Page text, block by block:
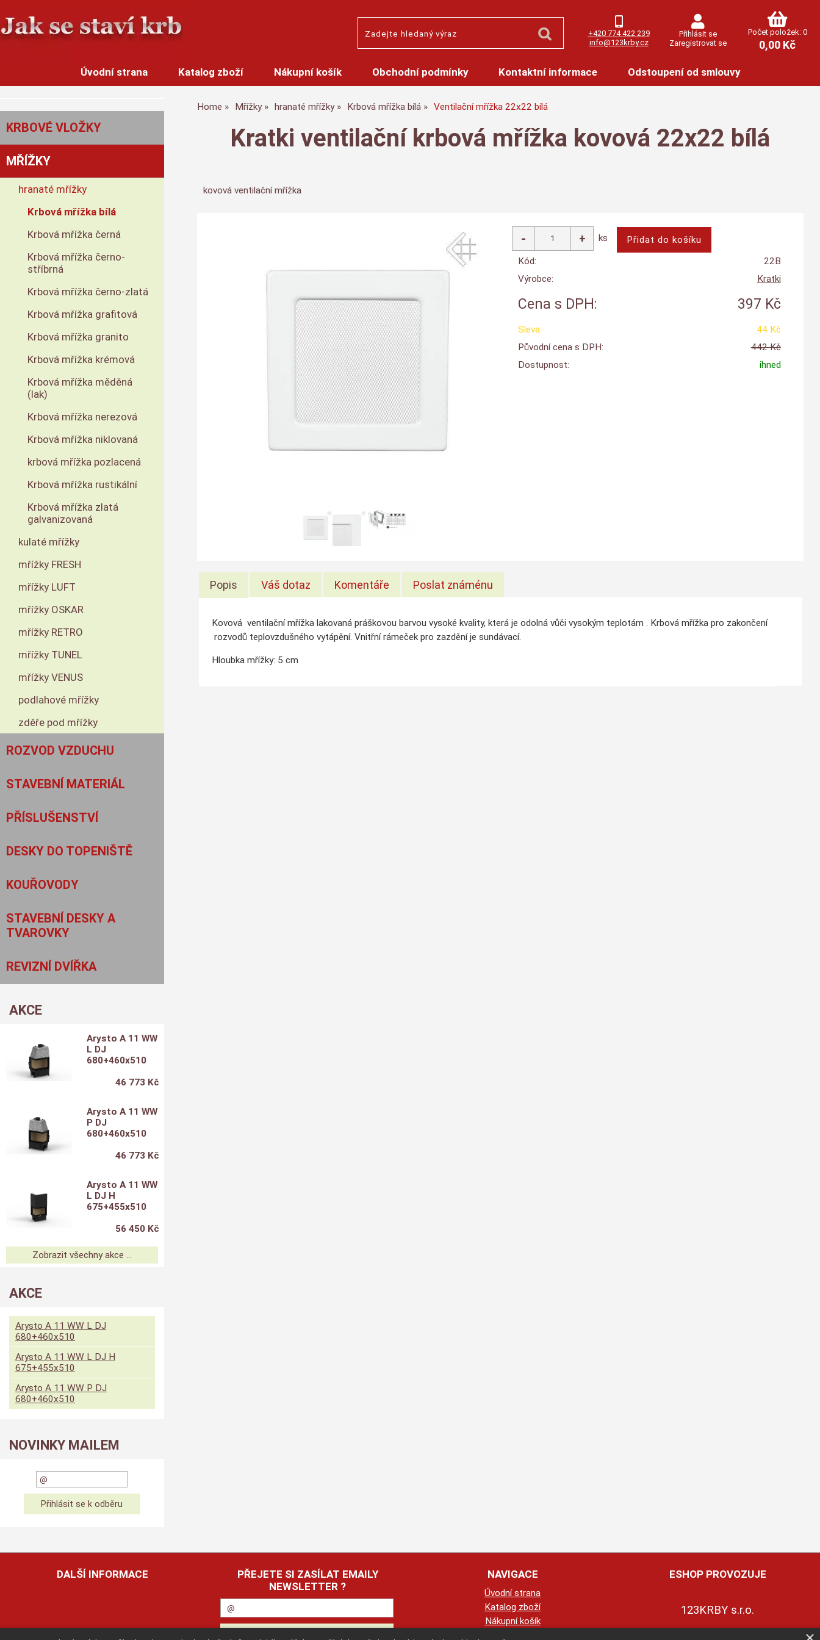
+420 774 422 239
info@123krby.cz
Přihlásit se
Zaregistrovat se
Počet položek: 0
0,00 Kč
Úvodní strana Katalog zboží Nákupní košík Obchodní podmínky Kontaktní informace Odstoupení od smlouvy
Home Mřížky hranaté mřížky Krbová mřížka bílá Ventilační mřížka 22x22 bílá
Kratki ventilační krbová mřížka kovová 22x22 bílá
kovová ventilační mřížka
ks
Kód:
22B
Výrobce:
Kratki
Cena s DPH: 397 Kč
Sleva:
44 Kč
Původní cena s DPH:
442 Kč
Dostupnost:
ihned
Popis Váš dotaz Komentáře Poslat známénu
Kovová ventilační mřížka lakovaná práškovou barvou vysoké kvality, která je odolná vůči vysokým teplotám . Krbová mřížka pro zakončení
rozvodů teplovzdušného vytápění. Vnitřní rámeček pro zazdění je sundávací.
Hloubka mřížky: 5 cm
KRBOVÉ VLOŽKY
MŘÍŽKY
hranaté mřížky
Krbová mřížka bílá
Krbová mřížka černá
Krbová mřížka černo-
stříbrná
Krbová mřížka černo-zlatá
Krbová mřížka grafitová
Krbová mřížka granito
Krbová mřížka krémová
Krbová mřížka měděná
(lak)
Krbová mřížka nerezová
Krbová mřížka niklovaná
krbová mřížka pozlacená
Krbová mřížka rustikální
Krbová mřížka zlatá
galvanizovaná
kulaté mřížky
mřížky FRESH
mřížky LUFT
mřížky OSKAR
mřížky RETRO
mřížky TUNEL
mřížky VENUS
podlahové mřížky
zděře pod mřížky
ROZVOD VZDUCHU
STAVEBNÍ MATERIÁL
PŘÍSLUŠENSTVÍ
DESKY DO TOPENIŠTĚ
KOUŘOVODY
STAVEBNÍ DESKY A
TVAROVKY
REVIZNÍ DVÍŘKA
AKCE
Arysto A 11 WW
L DJ
680+460x510
46 773 Kč
Arysto A 11 WW
P DJ
680+460x510
46 773 Kč
Arysto A 11 WW
L DJ H
675+455x510
56 450 Kč
Zobrazit všechny akce ...
AKCE
Arysto A 11 WW L DJ
680+460x510
Arysto A 11 WW L DJ H
675+455x510
Arysto A 11 WW P DJ
680+460x510
NOVINKY MAILEM
DALŠÍ INFORMACE
PŘEJETE SI ZASÍLAT EMAILY
NEWSLETTER ?
NAVIGACE
Úvodní strana
Katalog zboží
Nákupní košík
ESHOP PROVOZUJE
123KRBY s.r.o.